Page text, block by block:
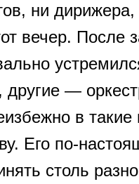
ни
вечер. После
другие —
в
Его по-
столь